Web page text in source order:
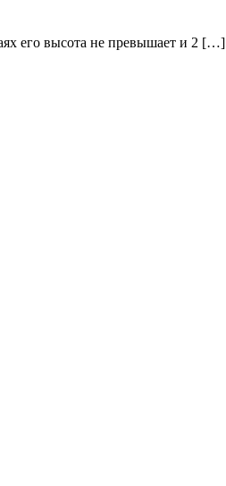
его высота не превышает и 2 […]